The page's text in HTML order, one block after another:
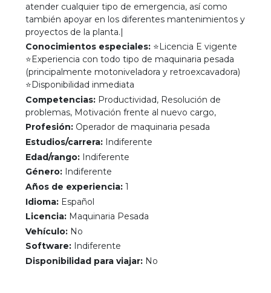
atender cualquier tipo de emergencia, así como
también apoyar en los diferentes mantenimientos y
proyectos de la planta.|
Conocimientos especiales: ⭐Licencia E vigente
⭐Experiencia con todo tipo de maquinaria pesada
(principalmente motoniveladora y retroexcavadora)
⭐Disponibilidad inmediata
Competencias: Productividad, Resolución de
problemas, Motivación frente al nuevo cargo,
Profesión: Operador de maquinaria pesada
Estudios/carrera: Indiferente
Edad/rango: Indiferente
Género: Indiferente
Años de experiencia: 1
Idioma: Español
Licencia: Maquinaria Pesada
Vehículo: No
Software: Indiferente
Disponibilidad para viajar: No